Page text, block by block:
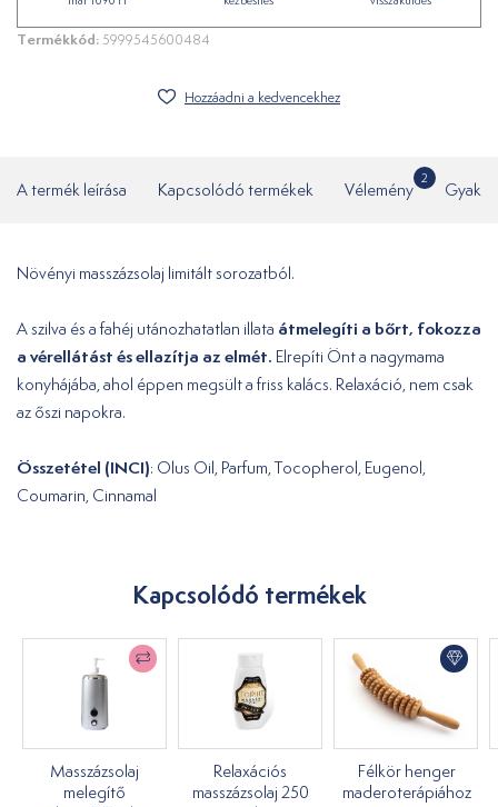
Termékkód: 5999545600484
Hozzáadni a kedvencekhez
A termék leírása Kapcsolódó termékek Vélemény
2
Növényi masszázsolaj limitált sorozatból.
A szilva és a fahéj utánozhatatlan illata átmelegíti a bőrt, fokozza
a vérellátást és ellazítja az elmét. Elrepíti Önt a nagymama
konyhájába, ahol éppen megsült a friss kalács. Relaxáció, nem csak
az őszi napokra.
Összetétel (INCI): Olus Oil, Parfum, Tocopherol, Eugenol,
Coumarin, Cinnamal
Kapcsolódó termékek
Masszázsolaj
melegítő
Relaxációs
masszázsolaj 250
Félkör henger
maderoterápiához